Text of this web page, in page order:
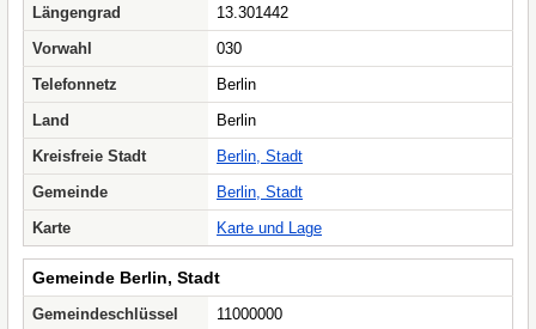
Längengrad
13.301442
Vorwahl
030
Telefonnetz
Berlin
Land
Berlin
Kreisfreie Stadt
Berlin, Stadt
Gemeinde
Berlin, Stadt
Karte
Karte und Lage
Gemeinde Berlin, Stadt
Gemeindeschlüssel
11000000